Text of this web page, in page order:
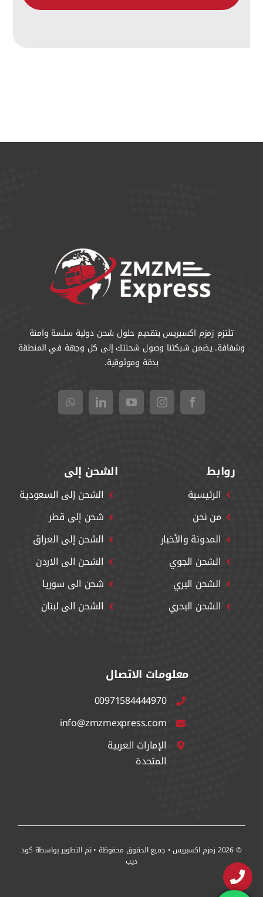
تلتزم زمزم اكسبريس بتقديم حلول شحن دولية سلسة وآمنة
وشفافة. يضمن شبكتنا وصول شحنتك إلى كل وجهة في المنطقة
بدقة وموثوقية.
روابط
الرئيسية
من نحن
المدونة والأخبار
الشحن الجوي
الشحن البري
الشحن البحري
الشحن إلى
الشحن إلى السعودية
شحن إلى قطر
الشحن إلى العراق
الشحن الى الاردن
شحن الى سوريا
الشحن الى لبنان
معلومات الاتصال
00971584444970
info@zmzmexpress.com
الإمارات العربية
المتحدة
© 2026 زمزم اكسبريس • جميع الحقوق محفوظة • تم التطوير بواسطة
كود
ديب